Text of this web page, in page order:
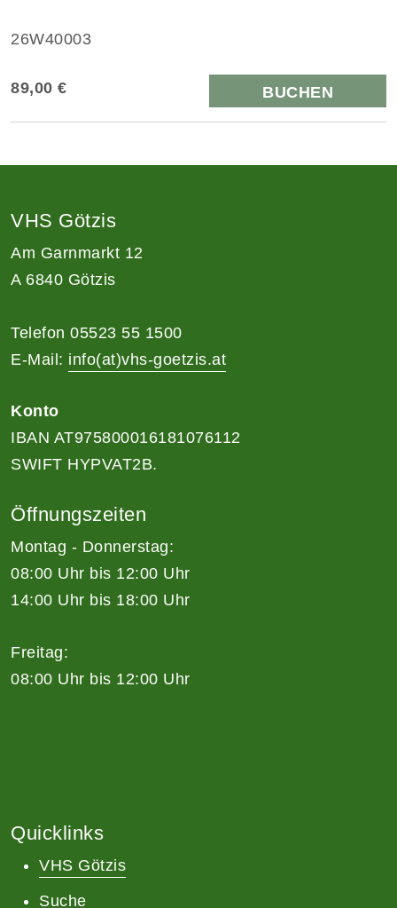
26W40003
89,00 € BUCHEN
VHS Götzis
Am Garnmarkt 12
A 6840 Götzis
Telefon 05523 55 1500
E-Mail: info(at)vhs-goetzis.at
Konto
IBAN AT975800016181076112
SWIFT HYPVAT2B.
Öffnungszeiten
Montag - Donnerstag:
08:00 Uhr bis 12:00 Uhr
14:00 Uhr bis 18:00 Uhr
Freitag:
08:00 Uhr bis 12:00 Uhr
Quicklinks
VHS Götzis
Suche